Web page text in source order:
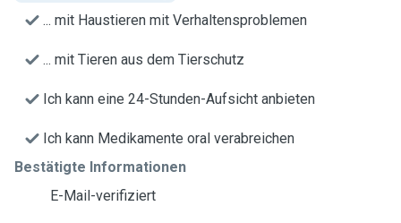
... mit Haustieren mit Verhaltensproblemen
... mit Tieren aus dem Tierschutz
Ich kann eine 24-Stunden-Aufsicht anbieten
Ich kann Medikamente oral verabreichen
Bestätigte Informationen
E-Mail-verifiziert